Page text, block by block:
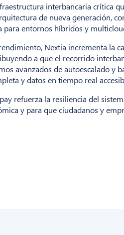
interbancaria crítica
de nueva generación,
para entornos híbridos y
Nextia incrementa la
a que el recorrido
avanzados de autoescalado y
y datos en tiempo real
refuerza la resiliencia del
y para que ciudadanos y